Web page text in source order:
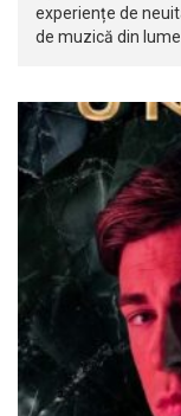
experiențe de
de muzică din